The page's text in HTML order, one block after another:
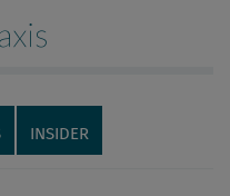
INSIDER